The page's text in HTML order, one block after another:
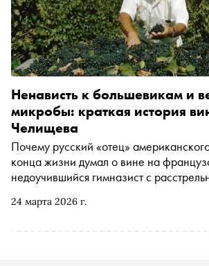
24 марта 2026 г.
Ненависть к большевикам и
микробы: краткая история
Челищева
Почему русский «отец»
конца жизни думал о вине на
недоучившийся гимназист с
Павел Шинский — фотохудожник,